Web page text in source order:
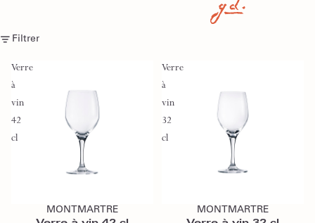
Filtrer
Verre
à
vin
42
cl
MONTMARTRE
Verre
à
vin
32
cl
MONTMARTRE